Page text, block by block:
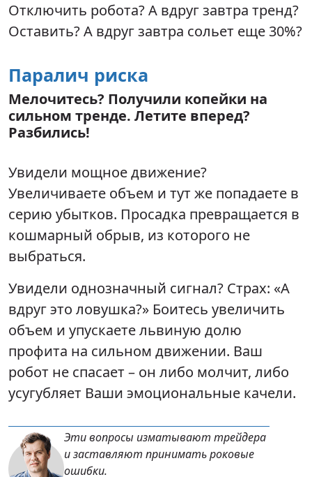
Отключить робота? А вдруг завтра тренд?
Оставить? А вдруг завтра сольет еще 30%?
Паралич риска
Мелочитесь? Получили копейки на
сильном тренде. Летите вперед?
Разбились!
Увидели мощное движение?
Увеличиваете объем и тут же попадаете в
серию убытков. Просадка превращается в
кошмарный обрыв, из которого не
выбраться.
Увидели однозначный сигнал? Страх: «А
вдруг это ловушка?» Боитесь увеличить
объем и упускаете львиную долю
профита на сильном движении. Ваш
робот не спасает – он либо молчит, либо
усугубляет Ваши эмоциональные качели.
Эти вопросы изматывают трейдера
и заставляют принимать роковые
ошибки.